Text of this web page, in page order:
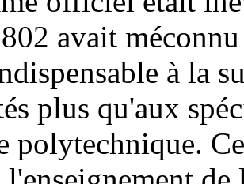
avait
à la
plus qu'aux
polytechnique.